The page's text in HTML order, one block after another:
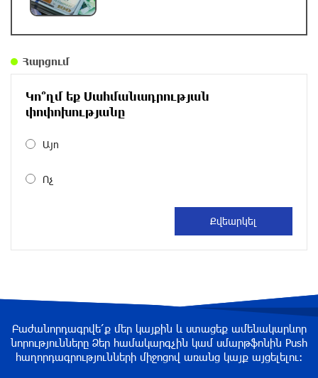
Ավտովթար՝ Կոտայքի մարզում. Զովունի-
Romeo»-ն և «Opel»-ը. կա վիրավոր
Արժևորվում է Շիրակի երգիծական
բանահյուսությունը
8 ժամ առաջ
9 ժամ առաջ
Հայաստանի բնակչության թիվը շուրջ 7
հազարով ավելացել է
Հարցում
Կո՞ղմ եք Սահմանադրության
փոփոխությանը
Այո
Ոչ
Բաժանորդագրվե՛ք մեր կայքին և ստացեք ամենակարևոր
նորությունները Ձեր համակարգչին կամ սմարթֆոնին Push
հաղորդագրությունների միջոցով առանց կայք այցելելու։